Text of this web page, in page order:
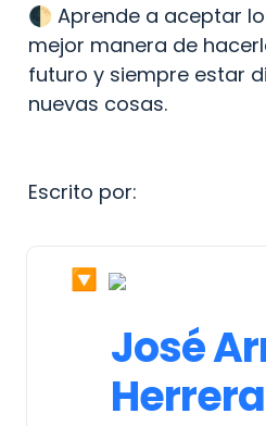
🌓 Aprende a aceptar
mejor manera de
futuro y siempre estar
nuevas cosas.
Escrito por:
🔽
José
Herrera